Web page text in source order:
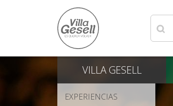
VILLAGESELL
EXPERIENCIAS